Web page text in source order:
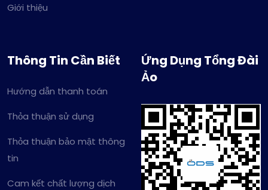
Giới thiệu
Thông Tin Cần Biết
Hướng dẫn thanh toán
Thỏa thuận sử dụng
Thỏa thuận bảo mật thông
tin
Cam kết chất lượng dịch
Ứng Dụng Tổng Đài
Ảo